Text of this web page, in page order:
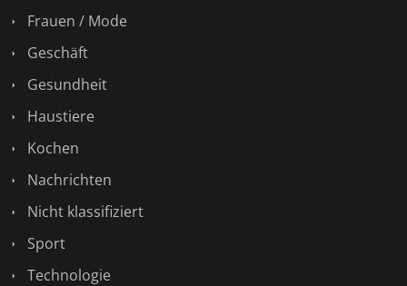
Frauen / Mode
Geschäft
Gesundheit
Haustiere
Kochen
Nachrichten
Nicht klassifiziert
Sport
Technologie